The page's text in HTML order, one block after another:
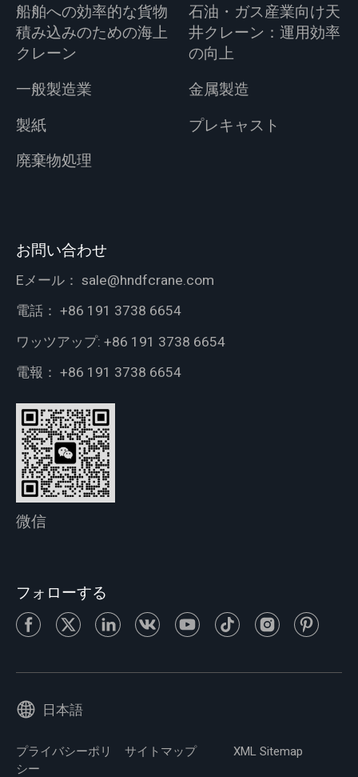
船舶への効率的な貨物
積み込みのための海上
クレーン
石油・ガス産業向け天
井クレーン：運用効率
の向上
一般製造業
金属製造
製紙
プレキャスト
廃棄物処理
お問い合わせ
Eメール： sale@hndfcrane.com
電話： +86 191 3738 6654
ワッツアップ: +86 191 3738 6654
電報： +86 191 3738 6654
微信
フォローする
日本語
プライバシーポリ
シー
サイトマップ XML Sitemap